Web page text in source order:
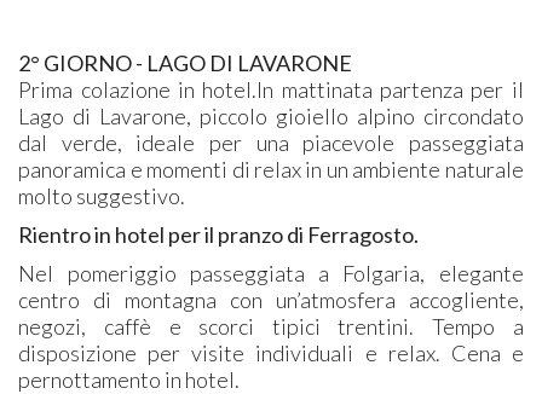
2° GIORNO - LAGO DI LAVARONE
Prima colazione in hotel.In mattinata partenza per il
Lago di Lavarone, piccolo gioiello alpino circondato
dal verde, ideale per una piacevole passeggiata
panoramica e momenti di relax in un ambiente naturale
molto suggestivo.
Rientro in hotel per il pranzo di Ferragosto.
Nel pomeriggio passeggiata a Folgaria, elegante
centro di montagna con un’atmosfera accogliente,
negozi, caffè e scorci tipici trentini. Tempo a
disposizione per visite individuali e relax. Cena e
pernottamento in hotel.